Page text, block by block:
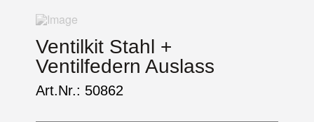
Ventilkit Stahl +
Ventilfedern Auslass
Art.Nr.: 50862